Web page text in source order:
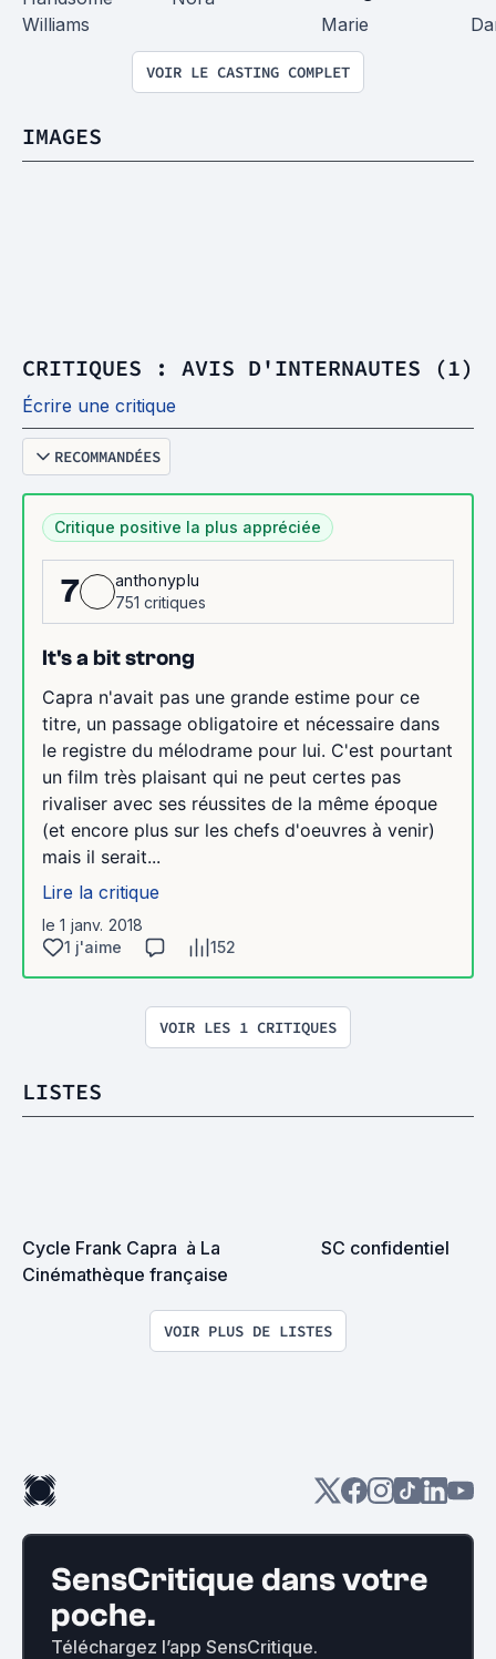
Williams
Marie
VOIR LE CASTING COMPLET
IMAGES
CRITIQUES : AVIS D'INTERNAUTES (1)
Écrire une critique
RECOMMANDÉES
Critique positive la plus appréciée
7
anthonyplu
751 critiques
It's a bit strong
Capra n'avait pas une grande estime pour ce
titre, un passage obligatoire et nécessaire dans
le registre du mélodrame pour lui. C'est pourtant
un film très plaisant qui ne peut certes pas
rivaliser avec ses réussites de la même époque
(et encore plus sur les chefs d'oeuvres à venir)
mais il serait...
Lire la critique
le 1 janv. 2018
1 j'aime
152
VOIR LES 1 CRITIQUES
LISTES
Cycle Frank Capra  à La
Cinémathèque française
SC confidentiel
VOIR PLUS DE LISTES
SensCritique dans votre
poche.
Téléchargez l’app SensCritique.